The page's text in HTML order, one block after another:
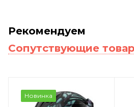
Рекомендуем
Сопутствующие
Новинка